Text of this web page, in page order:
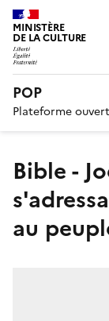
MINISTÈRE
DE LA CULTURE
POP
Plateforme
Bible - Joël
au